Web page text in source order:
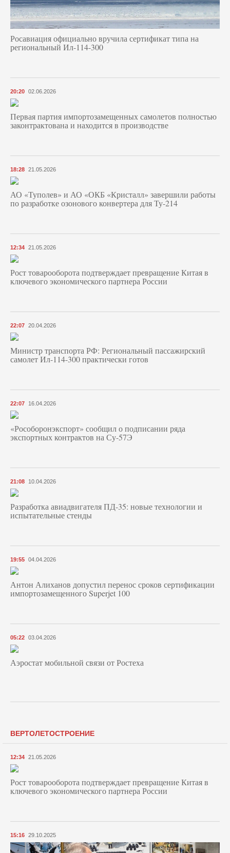
Росавиация официально вручила сертификат типа на
региональный Ил-114-300
20:20 02.06.2026
Первая партия импортозамещенных самолетов полностью
законтрактована и находится в производстве
18:28 21.05.2026
АО «Туполев» и АО «ОКБ «Кристалл» завершили работы
по разработке озонового конвертера для Ту-214
12:34 21.05.2026
Рост товарооборота подтверждает превращение Китая в
ключевого экономического партнера России
22:07 20.04.2026
Министр транспорта РФ: Региональный пассажирский
самолет Ил-114-300 практически готов
22:07 16.04.2026
«Рособоронэкспорт» сообщил о подписании ряда
экспортных контрактов на Су-57Э
21:08 10.04.2026
Разработка авиадвигателя ПД-35: новые технологии и
испытательные стенды
19:55 04.04.2026
Антон Алиханов допустил перенос сроков сертификации
импортозамещенного Superjet 100
05:22 03.04.2026
Аэростат мобильной связи от Ростеха
ВЕРТОЛЕТОСТРОЕНИЕ
12:34 21.05.2026
Рост товарооборота подтверждает превращение Китая в
ключевого экономического партнера России
15:16 29.10.2025